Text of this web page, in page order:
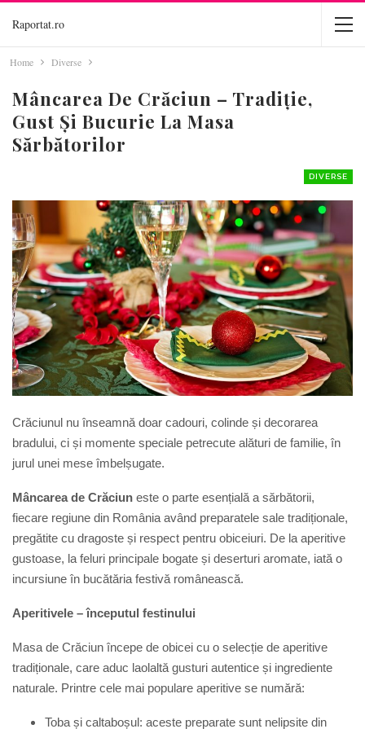
Raportat.ro
Home Diverse
Mâncarea De Crăciun – Tradiție,
Gust Și Bucurie La Masa
Sărbătorilor
DIVERSE
Crăciunul nu înseamnă doar cadouri, colinde și decorarea
bradului, ci și momente speciale petrecute alături de familie, în
jurul unei mese îmbelșugate.
Mâncarea de Crăciun este o parte esențială a sărbătorii,
fiecare regiune din România având preparatele sale tradiționale,
pregătite cu dragoste și respect pentru obiceiuri. De la aperitive
gustoase, la feluri principale bogate și deserturi aromate, iată o
incursiune în bucătăria festivă românească.
Aperitivele – începutul festinului
Masa de Crăciun începe de obicei cu o selecție de aperitive
tradiționale, care aduc laolaltă gusturi autentice și ingrediente
naturale. Printre cele mai populare aperitive se numără:
Toba și caltaboșul: aceste preparate sunt nelipsite din